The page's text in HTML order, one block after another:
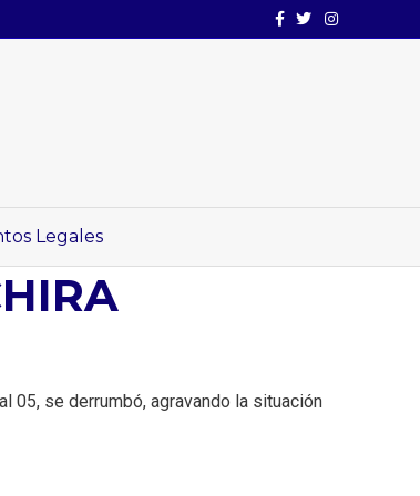
Facebook
TwitterInstagram
Legales
05, se derrumbó, agravando la situación